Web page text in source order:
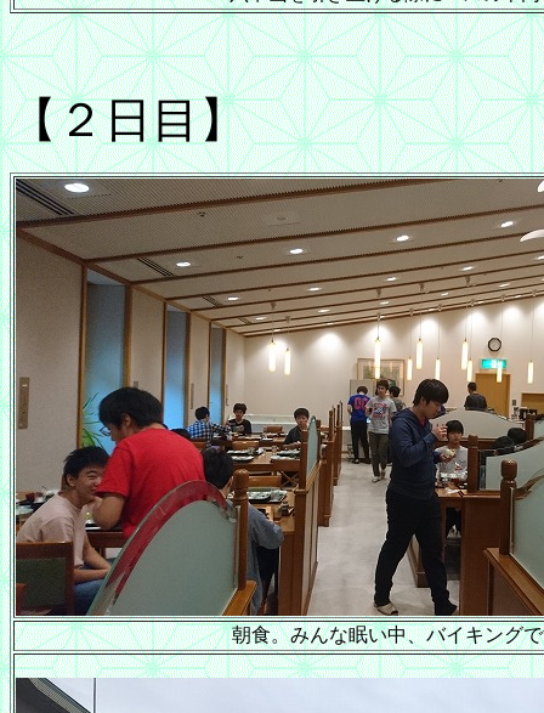
【２日目】
朝食。みんな眠い中、バイキング